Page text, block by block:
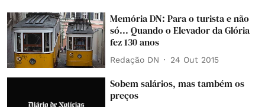
Memória DN: Para o turista e não
só... Quando o Elevador da Glória
fez 130 anos
Redação DN 24 Out 2015
Sobem salários, mas também os
preços